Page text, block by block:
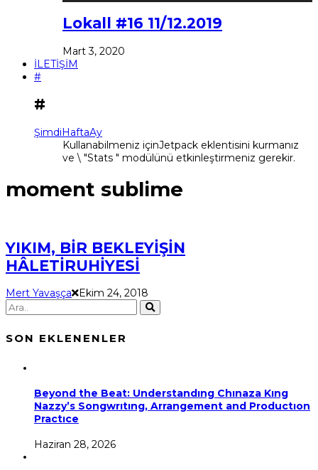
Lokall #16 11/12.2019
Mart 3, 2020
İLETİŞİM
#
#
ŞimdiHaftaAy
Kullanabilmeniz içinJetpack eklentisini kurmanız
ve \ "Stats " modülünü etkinleştirmeniz gerekir.
moment sublime
YIKIM, BİR BEKLEYİŞİN
HÂLETİRUHİYESİ
Mert Yavaşça Ekim 24, 2018
SON EKLENENLER
Beyond the Beat: Understandıng Chınaza Kıng
Nazzy’s Songwrıtıng, Arrangement and Productıon
Practıce
Haziran 28, 2026